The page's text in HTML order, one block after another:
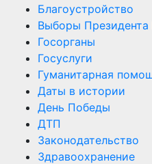
Благоустройство
Выборы
Госорганы
Госуслуги
Гуманитарная
Даты в истории
День Победы
ДТП
Законодательство
Здравоохранение